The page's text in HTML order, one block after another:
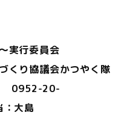
実行委員会
くり協議会かつやく隊
0952-20-
大島